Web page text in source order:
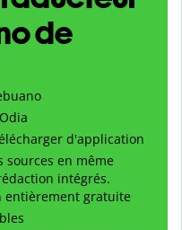
de
d'application
sources en même
intégrés.
entièrement gratuite